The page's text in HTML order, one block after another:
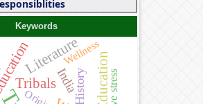
Keywords
Tribals
Literature
History
India
Wellness